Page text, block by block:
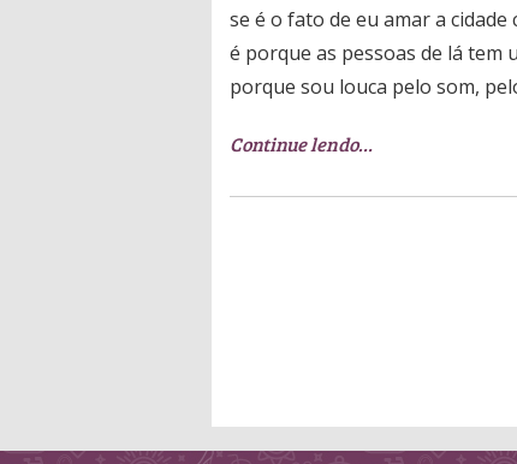
se é o fato de eu amar a
é porque as pessoas de lá tem
porque sou louca pelo som,
Continue lendo…